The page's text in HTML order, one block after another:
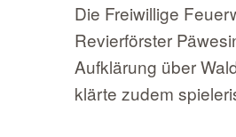
Die Freiwillige
Revierförster
Aufklärung über
klärte zudem